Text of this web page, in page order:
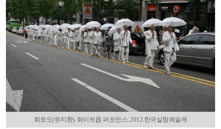
회로도(유지환). 화이트몹 퍼포먼스, 2012.한국실험예술제